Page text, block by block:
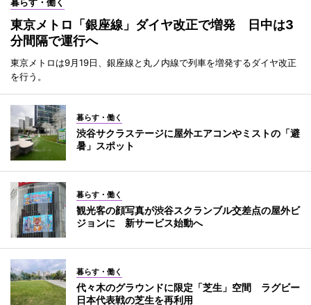
東京メトロ「銀座線」ダイヤ改正で増発 日中は3
分間隔で運行へ
東京メトロは9月19日、銀座線と丸ノ内線で列車を増発するダイヤ改正
を行う。
暮らす・働く
渋谷サクラステージに屋外エアコンやミストの「避
暑」スポット
暮らす・働く
観光客の顔写真が渋谷スクランブル交差点の屋外ビ
ジョンに 新サービス始動へ
暮らす・働く
代々木のグラウンドに限定「芝生」空間 ラグビー
日本代表戦の芝生を再利用